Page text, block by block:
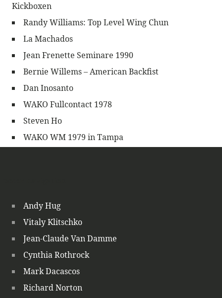
Kickboxen
Randy Williams: Top Level Wing Chun
La Machados
Jean Frenette Seminare 1990
Bernie Willems – American Backfist
Dan Inosanto
WAKO Fullcontact 1978
Steven Ho
WAKO WM 1979 in Tampa
Andy Hug
Vitaly Klitschko
Jean-Claude Van Damme
Cynthia Rothrock
Mark Dacascos
Richard Norton